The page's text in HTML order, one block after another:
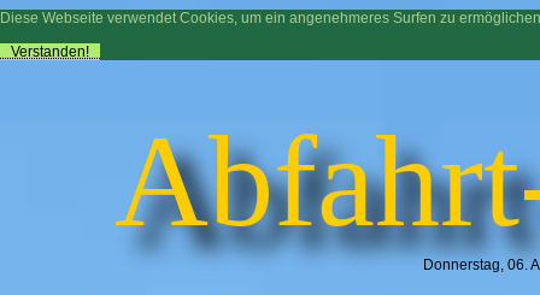
Diese Webseite verwendet Cookies, um ein angenehmeres Surfen zu
Verstanden!
Donnerstag, 06.